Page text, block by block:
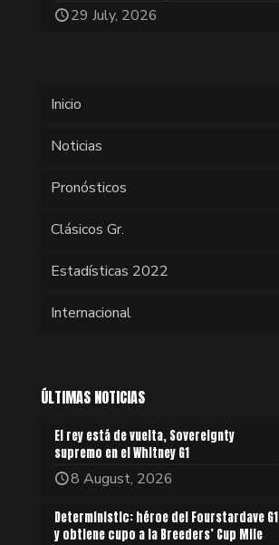
29 July, 2026
Inicio
Noticias
Pronósticos
Clásicos Gr.
Estadísticas 2022
Internacional
ÚLTIMAS NOTICIAS
El rey está de vuelta, Sovereignty
supremo en el Whitney G1
8 August, 2026
Deterministic: héroe del Fourstardave G1
y obtiene cupo a la Breeders’ Cup Mile